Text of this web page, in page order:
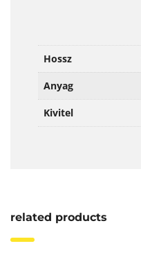
Hossz
Anyag
Kivitel
related products